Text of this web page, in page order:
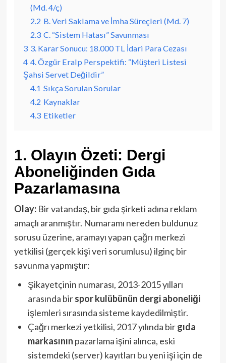
(Md. 4/ç)
2.2 B. Veri Saklama ve İmha Süreçleri (Md. 7)
2.3 C. “Sistem Hatası” Savunması
3 3. Karar Sonucu: 18.000 TL İdari Para Cezası
4 4. Özgür Eralp Perspektifi: “Müşteri Listesi
Şahsi Servet Değildir”
4.1 Sıkça Sorulan Sorular
4.2 Kaynaklar
4.3 Etiketler
1. Olayın Özeti: Dergi
Aboneliğinden Gıda
Pazarlamasına
Olay:Bir vatandaş, bir gıda şirketi adına reklam
amaçlı aranmıştır. Numaramı nereden buldunuz
sorusu üzerine, aramayı yapan çağrı merkezi
yetkilisi (gerçek kişi veri sorumlusu) ilginç bir
savunma yapmıştır:
Şikayetçinin numarası, 2013-2015 yılları
arasında birspor kulübünün dergi aboneliği
işlemleri sırasında sisteme kaydedilmiştir.
Çağrı merkezi yetkilisi, 2017 yılında birgıda
markasının pazarlama işini alınca, eski
sistemdeki (server) kayıtları bu yeni işi için de